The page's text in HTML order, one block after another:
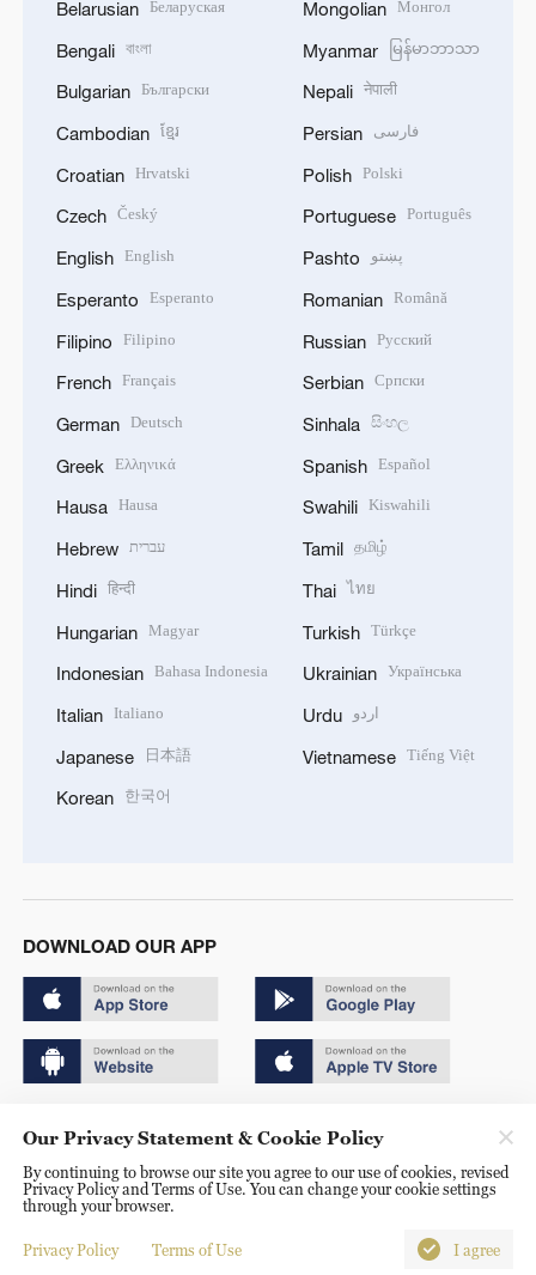
Belarusian Беларуская
Bengali বাংলা
Bulgarian Български
Cambodian ខ្មែរ
Croatian Hrvatski
Czech Český
English English
Esperanto Esperanto
Filipino Filipino
French Français
German Deutsch
Greek Ελληνικά
Hausa Hausa
Hebrew עברית
Hindi हिन्दी
Hungarian Magyar
Indonesian Bahasa Indonesia
Italian Italiano
Japanese 日本語
Korean 한국어
Mongolian Монгол
Myanmar မြန်မာဘာသာ
Nepali नेपाली
Persian فارسی
Polish Polski
Portuguese Português
Pashto پښتو
Romanian Română
Russian Русский
Serbian Српски
Sinhala සිංහල
Spanish Español
Swahili Kiswahili
Tamil தமிழ்
Thai ไทย
Turkish Türkçe
Ukrainian Українська
Urdu اردو
Vietnamese Tiếng Việt
DOWNLOAD OUR APP
京ICP备20000184号
京公网安备 11010502050052号
Disinformation report hotline: 010-85061466
Our Privacy Statement & Cookie Policy
By continuing to browse our site you agree to our use of cookies, revised
Privacy Policy and Terms of Use. You can change your cookie settings
through your browser.
Privacy Policy Terms of Use I agree